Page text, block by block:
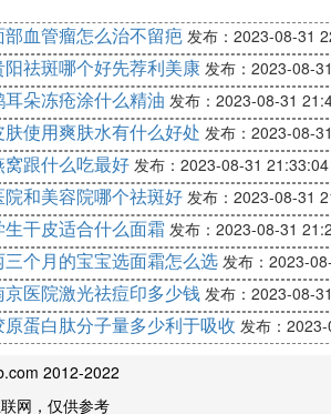
部血管瘤怎么治不留疤 发布：2023-08-31
阳祛斑哪个好先荐利美康 发布：2023-08-
耳朵冻疮涂什么精油 发布：2023-08-31
肤使用爽肤水有什么好处 发布：2023-08-
窝跟什么吃最好 发布：2023-08-31 21:33:04
院和美容院哪个祛斑好 发布：2023-08-31
生干皮适合什么面霜 发布：2023-08-31
三个月的宝宝选面霜怎么选 发布：2023-
京医院激光祛痘印多少钱 发布：2023-08-
原蛋白肽分子量多少利于吸收 发布：
2012-2022
网，仅供参考